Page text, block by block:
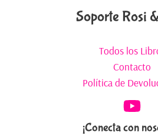
Soporte Rosi
Todos los
Contacto
Política de
¡Conecta con